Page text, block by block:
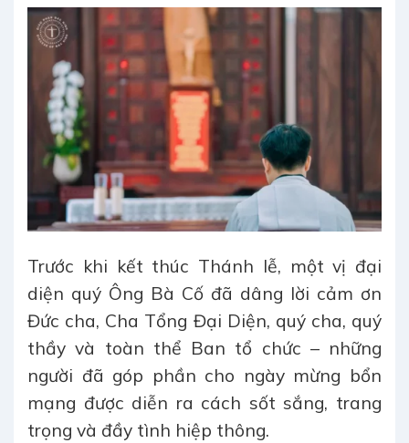
Trước khi kết thúc Thánh lễ, một vị đại
diện quý Ông Bà Cố đã dâng lời cảm ơn
Đức cha, Cha Tổng Đại Diện, quý cha, quý
thầy và toàn thể Ban tổ chức – những
người đã góp phần cho ngày mừng bổn
mạng được diễn ra cách sốt sắng, trang
trọng và đầy tình hiệp thông.